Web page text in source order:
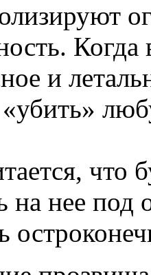
и
что
на нее